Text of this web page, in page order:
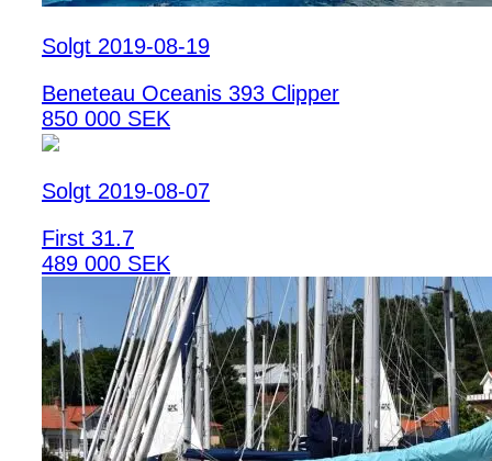
Solgt 2019-08-19
Beneteau Oceanis 393 Clipper
850 000 SEK
Solgt 2019-08-07
First 31.7
489 000 SEK